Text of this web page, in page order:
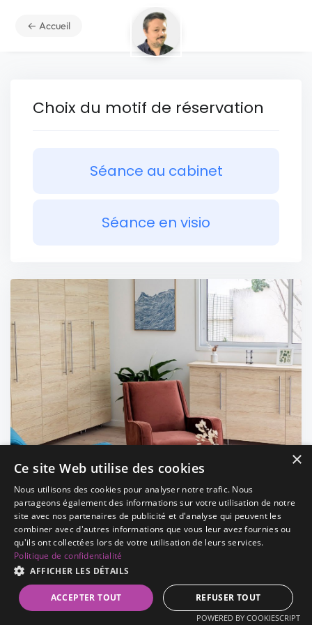
← Accueil
×
Ce site Web utilise des cookies
Nous utilisons des cookies pour analyser notre trafic. Nous
partageons également des informations sur votre utilisation de notre
site avec nos partenaires de publicité et d'analyse qui peuvent les
combiner avec d'autres informations que vous leur avez fournies ou
qu'ils ont collectées lors de votre utilisation de leurs services.
Politique de confidentialité
AFFICHER LES DÉTAILS
ACCEPTER TOUT REFUSER TOUT
POWERED BY COOKIESCRIPT